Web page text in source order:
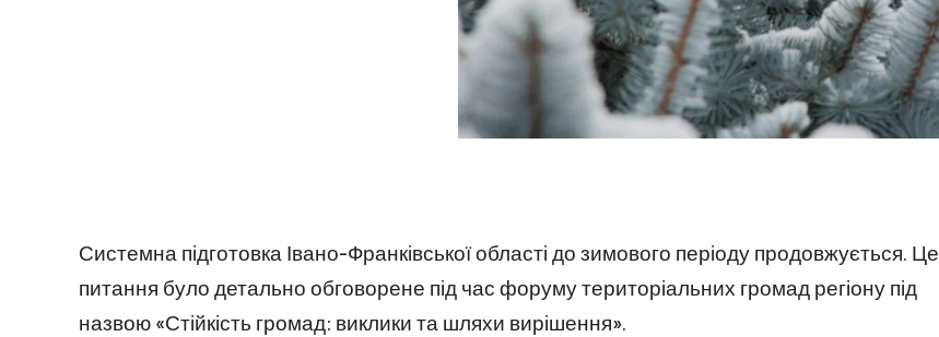
Системна підготовка Івано-Франківської області до зимового періоду продовжується. Це
питання було детально обговорене під час форуму територіальних громад регіону під
назвою «Стійкість громад: виклики та шляхи вирішення».